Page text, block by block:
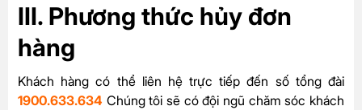
III. Phương thức hủy đơn
hàng
Khách hàng có thể liên hệ trực tiếp đến số tổng đài
1900.633.634 Chúng tôi sẽ có đội ngũ chăm sóc khách